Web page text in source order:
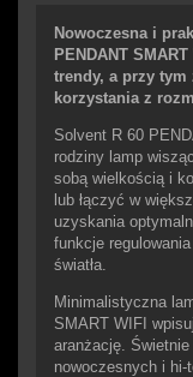
Nowoczesna i
PENDANT
trendy, a przy tym
korzystania z
Solvent R 60
rodziny lamp
sobą wielkością i
lub łączyć w
uzyskania
funkcje
światła.
Minimalistyczna
SMART WIFI
aranżację.
nowoczesnych i hi-